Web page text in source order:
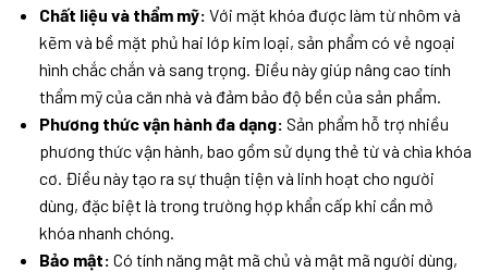
Chất liệu và thẩm mỹ: Với mặt khóa được làm từ nhôm và
kẽm và bề mặt phủ hai lớp kim loại, sản phẩm có vẻ ngoại
hình chắc chắn và sang trọng. Điều này giúp nâng cao tính
thẩm mỹ của căn nhà và đảm bảo độ bền của sản phẩm.
Phương thức vận hành đa dạng: Sản phẩm hỗ trợ nhiều
phương thức vận hành, bao gồm sử dụng thẻ từ và chìa khóa
cơ. Điều này tạo ra sự thuận tiện và linh hoạt cho người
dùng, đặc biệt là trong trường hợp khẩn cấp khi cần mở
khóa nhanh chóng.
Bảo mật: Có tính năng mật mã chủ và mật mã người dùng,